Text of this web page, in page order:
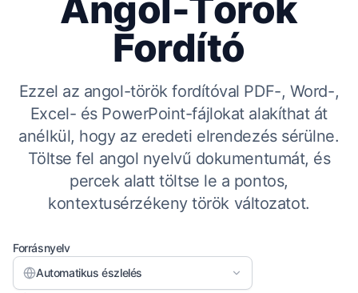
Fordító
Ezzel az angol-török fordítóval PDF-, Word-,
Excel- és PowerPoint-fájlokat alakíthat át
anélkül, hogy az eredeti elrendezés sérülne.
Töltse fel angol nyelvű dokumentumát, és
percek alatt töltse le a pontos,
kontextusérzékeny török változatot.
Forrásnyelv
Automatikus észlelés